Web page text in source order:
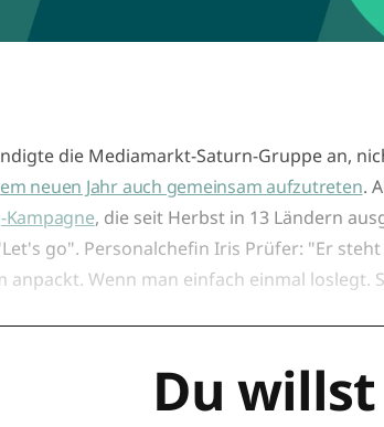
die Mediamarkt-Saturn-Gruppe an,
neuen Jahr auch gemeinsam aufzutreten.
, die seit Herbst in 13 Ländern
go". Personalchefin Iris Prüfer: "Er
anpackt. Wenn man einfach einmal loslegt.
Du